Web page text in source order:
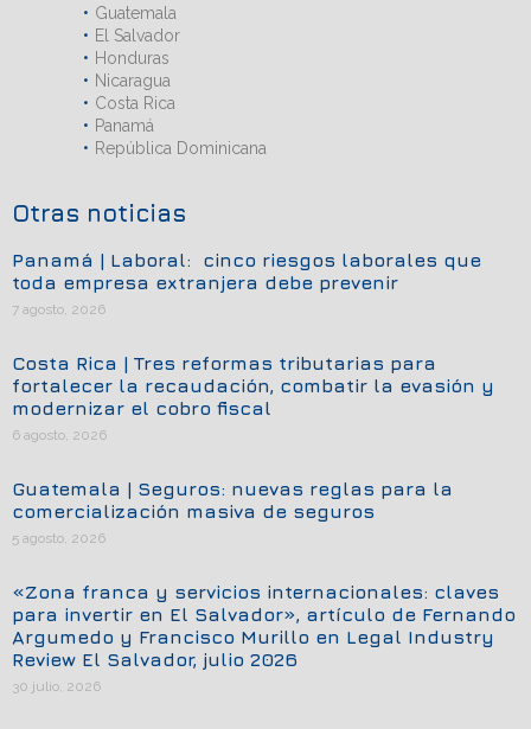
Guatemala
El Salvador
Honduras
Nicaragua
Costa Rica
Panamá
República Dominicana
Otras noticias
Panamá | Laboral: cinco riesgos laborales que
toda empresa extranjera debe prevenir
7 agosto, 2026
Costa Rica | Tres reformas tributarias para
fortalecer la recaudación, combatir la evasión y
modernizar el cobro fiscal
6 agosto, 2026
Guatemala | Seguros: nuevas reglas para la
comercialización masiva de seguros
5 agosto, 2026
«Zona franca y servicios internacionales: claves
para invertir en El Salvador», artículo de Fernando
Argumedo y Francisco Murillo en Legal Industry
Review El Salvador, julio 2026
30 julio, 2026